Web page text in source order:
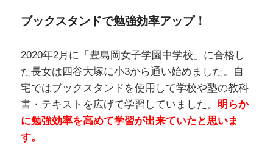
ブックスタンドで勉強効率アップ！
2020年2月に「豊島岡女子学園中学校」に合格し
た長女は四谷大塚に小3から通い始めました。自
宅ではブックスタンドを使用して学校や塾の教科
書・テキストを広げて学習していました。 明らか
に勉強効率を高めて学習が出来ていたと思いま
す。